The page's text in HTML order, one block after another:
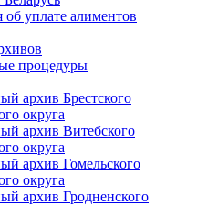
уплате алиментов
процедуры
архив Брестского
округа
архив Витебского
округа
архив Гомельского
округа
архив Гродненского